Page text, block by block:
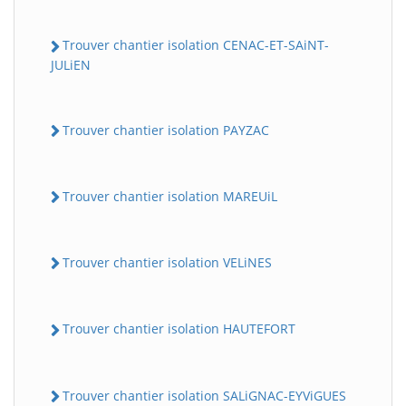
Trouver chantier isolation CENAC-ET-SAiNT-
JULiEN
Trouver chantier isolation PAYZAC
Trouver chantier isolation MAREUiL
Trouver chantier isolation VELiNES
Trouver chantier isolation HAUTEFORT
Trouver chantier isolation SALiGNAC-EYViGUES